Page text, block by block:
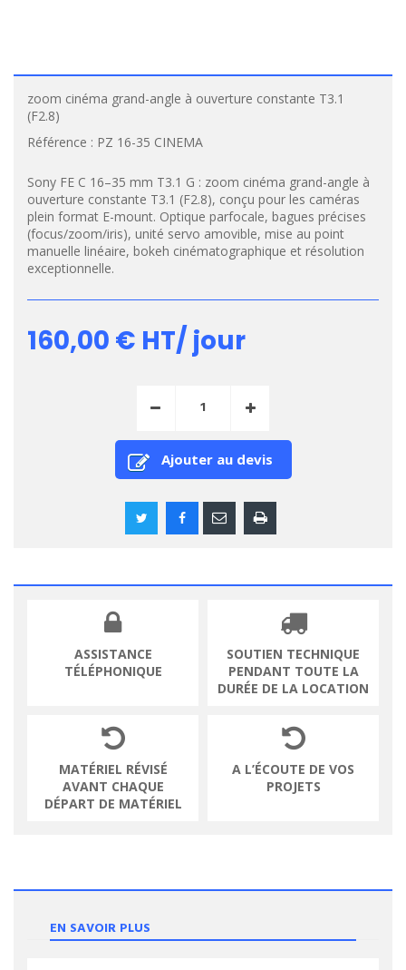
zoom cinéma grand-angle à ouverture constante T3.1
(F2.8)
Référence : PZ 16-35 CINEMA
Sony FE C 16–35 mm T3.1 G : zoom cinéma grand-angle à
ouverture constante T3.1 (F2.8), conçu pour les caméras
plein format E-mount. Optique parfocale, bagues précises
(focus/zoom/iris), unité servo amovible, mise au point
manuelle linéaire, bokeh cinématographique et résolution
exceptionnelle.
160,00 € HT/ jour
Ajouter au devis
ASSISTANCE
TÉLÉPHONIQUE
SOUTIEN TECHNIQUE
PENDANT TOUTE LA
DURÉE DE LA LOCATION
MATÉRIEL RÉVISÉ
AVANT CHAQUE
DÉPART DE MATÉRIEL
A L’ÉCOUTE DE VOS
PROJETS
EN SAVOIR PLUS